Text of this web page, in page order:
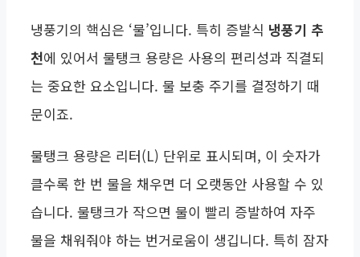
냉풍기의 핵심은 ‘물’입니다. 특히 증발식 냉풍기 추
천에 있어서 물탱크 용량은 사용의 편리성과 직결되
는 중요한 요소입니다. 물 보충 주기를 결정하기 때
문이죠.
물탱크 용량은 리터(L) 단위로 표시되며, 이 숫자가
클수록 한 번 물을 채우면 더 오랫동안 사용할 수 있
습니다. 물탱크가 작으면 물이 빨리 증발하여 자주
물을 채워줘야 하는 번거로움이 생깁니다. 특히 잠자